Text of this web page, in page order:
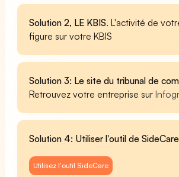
Solution 2, LE KBIS. L'activité de
figure sur votre KBIS
Solution 3: Le site du tribunal de
Retrouvez votre entreprise sur
Solution 4: Utiliser l'outil de SideCare
Utilisez l'outil SideCare